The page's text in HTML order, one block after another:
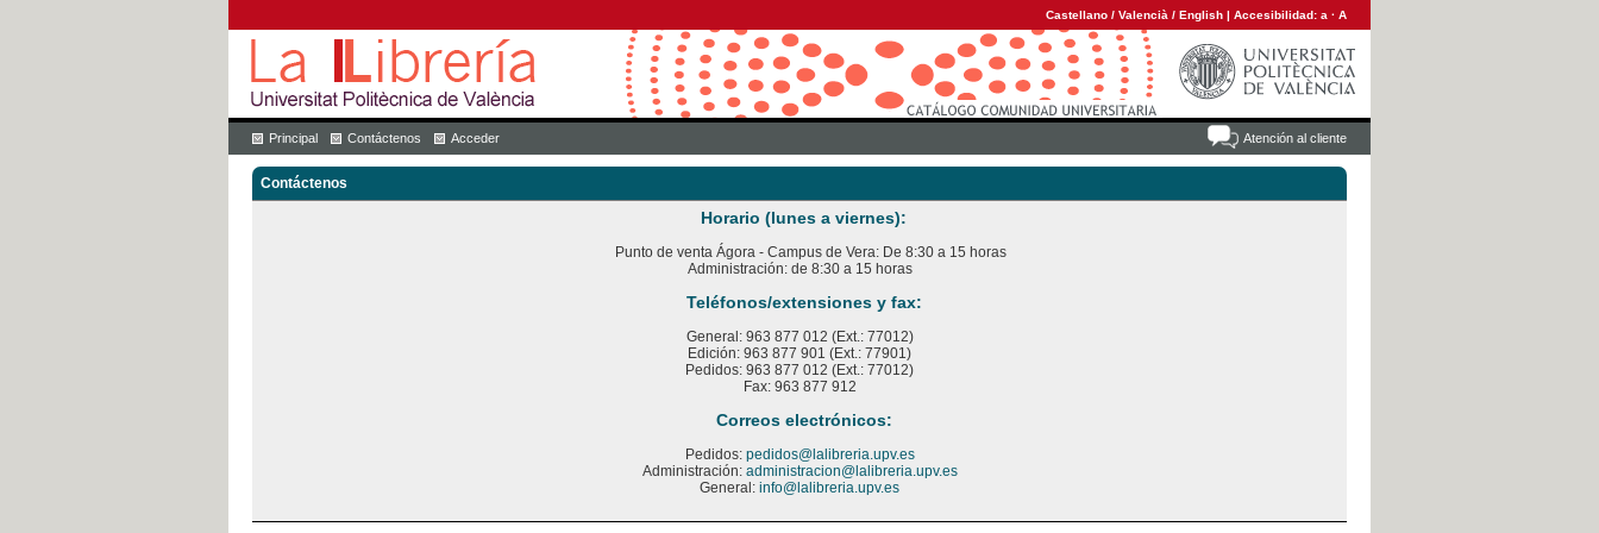
Castellano / Valencià / English | Accesibilidad: a · A
Atención al cliente
Principal Contáctenos Acceder
Contáctenos
Horario (lunes a viernes):
Punto de venta Ágora - Campus de Vera: De 8:30 a 15 horas
Administración: de 8:30 a 15 horas
Teléfonos/extensiones y fax:
General: 963 877 012 (Ext.: 77012)
Edición: 963 877 901 (Ext.: 77901)
Pedidos: 963 877 012 (Ext.: 77012)
Fax: 963 877 912
Correos electrónicos:
Pedidos: pedidos@lalibreria.upv.es
Administración: administracion@lalibreria.upv.es
General: info@lalibreria.upv.es